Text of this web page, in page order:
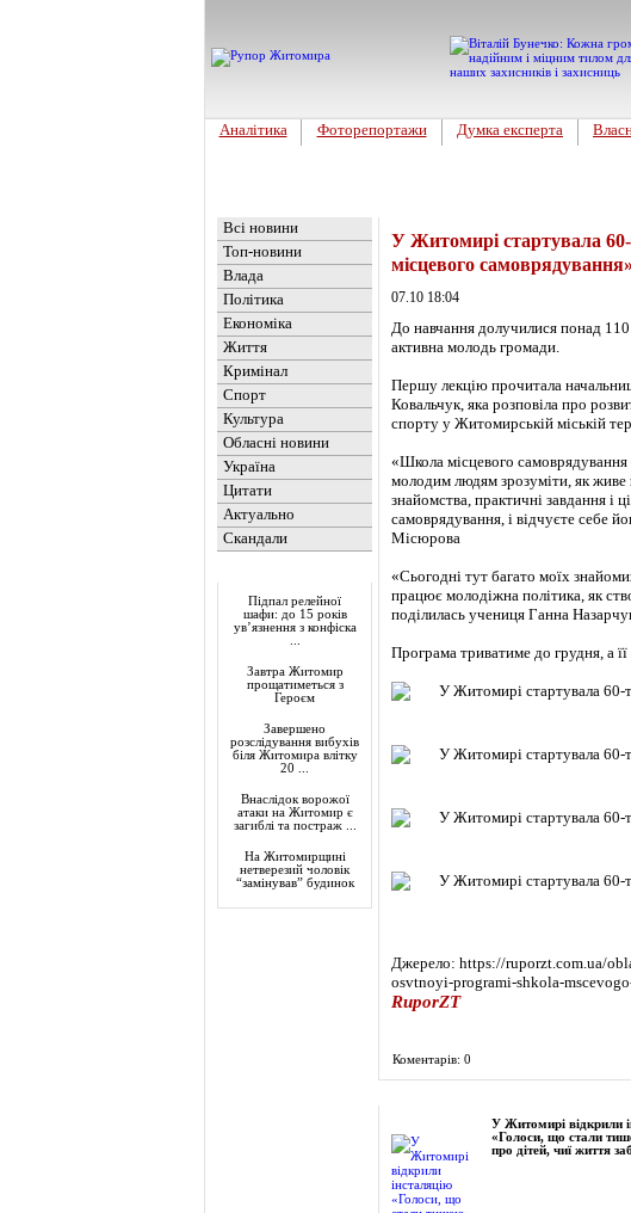
Аналітика Фоторепортажи Думка експерта
Всі новини
Топ-новини
Влада
Політика
Економіка
Життя
Кримінал
Спорт
Культура
Обласні новини
Україна
Цитати
Актуально
Скандали
Підпал релейної
шафи: до 15 років
ув’язнення з конфіска
Завтра Житомир
прощатиметься з
Героєм
Завершено
розслідування вибухів
біля Житомира влітку
20 ...
Внаслідок ворожої
атаки на Житомир є
загиблі та постраж ...
На Житомирщині
нетверезий чоловік
“замінував” будинок
У Житомирі стартувала 60-
місцевого самоврядування»
07.10 18:04
До навчання долучилися понад
активна молодь громади.
Першу лекцію прочитала
Ковальчук, яка розповіла про
спорту у Житомирській міській
«Школа місцевого
молодим людям зрозуміти, як живе
знайомства, практичні завдання і
самоврядування, і відчуєте себе
Місюрова
«Сьогодні тут багато моїх
працює молодіжна політика, як
поділилась учениця Ганна
Програма триватиме до грудня, а
Джерело: https://ruporzt.com.ua/
osvtnoyi-programi-shkola-
RuporZT
Коментарів: 0
У Житомирі відкрили
«Голоси, що стали
про дітей, чиї життя